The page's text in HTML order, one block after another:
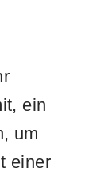
ein
um
einer